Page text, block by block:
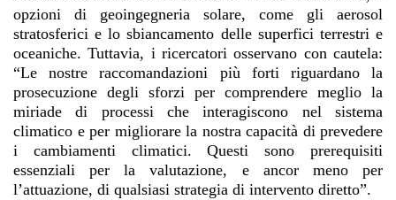
opzioni di geoingegneria solare, come gli aerosol
stratosferici e lo sbiancamento delle superfici terrestri e
oceaniche. Tuttavia, i ricercatori osservano con cautela:
“Le nostre raccomandazioni più forti riguardano la
prosecuzione degli sforzi per comprendere meglio la
miriade di processi che interagiscono nel sistema
climatico e per migliorare la nostra capacità di prevedere
i cambiamenti climatici. Questi sono prerequisiti
essenziali per la valutazione, e ancor meno per
l’attuazione, di qualsiasi strategia di intervento diretto”.